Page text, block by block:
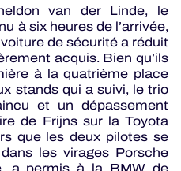
van der Linde, le
à six heures de l’arrivée,
de sécurité a réduit
acquis. Bien qu’ils
à la quatrième place
stands qui a suivi, le trio
et un dépassement
de Frijns sur la Toyota
que les deux pilotes se
les virages Porsche